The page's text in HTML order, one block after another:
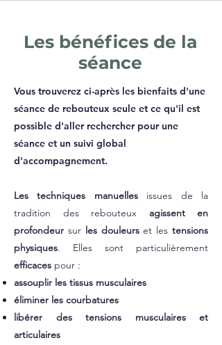
Vous trouverez ci-après les bienfaits d'une
séance de rebouteux seule et ce qu'il est
possible d'aller rechercher pour une
séance et un suivi global
d'accompagnement.
Les techniques manuellesissues de la
tradition des rebouteux agissent en
profondeur sur les douleurset lestensions
physiques. Elles sont particulièrement
efficaces pour :​
assouplir les tissus musculaires
éliminer les courbatures
libérer des tensions musculaires et
articulaires
Les bénéfices de la
séance